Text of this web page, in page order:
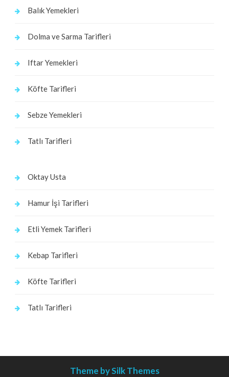
Balık Yemekleri
Dolma ve Sarma Tarifleri
Iftar Yemekleri
Köfte Tarifleri
Sebze Yemekleri
Tatlı Tarifleri
Oktay Usta
Hamur İşi Tarifleri
Etli Yemek Tarifleri
Kebap Tarifleri
Köfte Tarifleri
Tatlı Tarifleri
Theme by Silk Themes